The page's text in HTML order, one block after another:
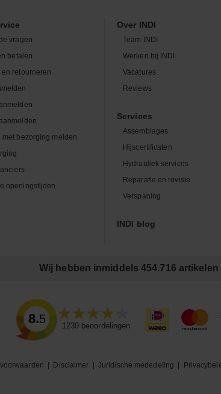
vragen
betalen
retourneren
met bezorging melden
openingstijden
Over INDI
Team INDI
Werken bij INDI
Vacatures
Reviews
Services
Assemblages
Hijscertificaten
Hydrauliek services
Reparatie en revisie
Verspaning
INDI blog
Wij hebben inmiddels 454.716
8.5
1230beoordelingen
Disclaimer Juridische mededeling